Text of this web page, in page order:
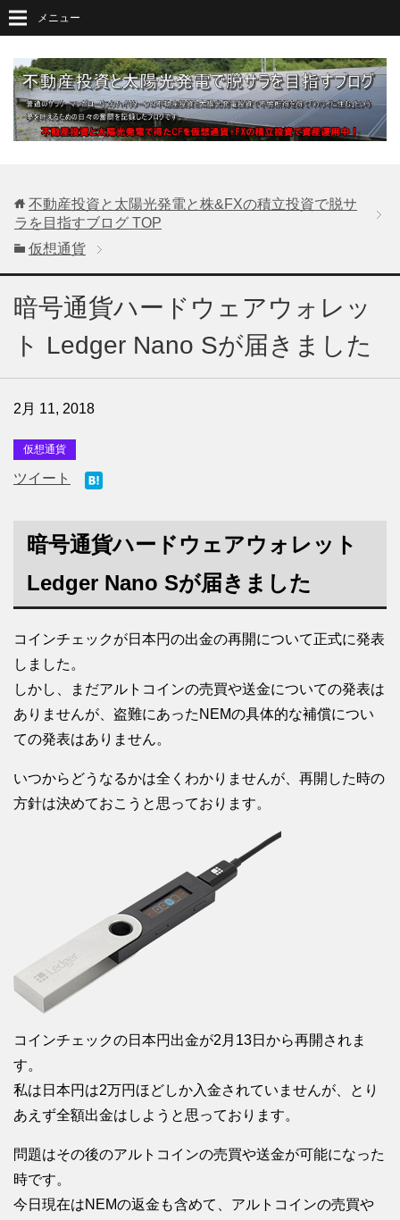
メニュー
不動産投資と太陽光発電と株&FXの積立投資で脱サ
ラを目指すブログ TOP
仮想通貨
暗号通貨ハードウェアウォレッ
ト Ledger Nano Sが届きました
2月 11, 2018
仮想通貨
ツイート
暗号通貨ハードウェアウォレット
Ledger Nano Sが届きました
コインチェックが日本円の出金の再開について正式に発表
しました。
しかし、まだアルトコインの売買や送金についての発表は
ありませんが、盗難にあったNEMの具体的な補償につい
ての発表はありません。
いつからどうなるかは全くわかりませんが、再開した時の
方針は決めておこうと思っております。
コインチェックの日本円出金が2月13日から再開されま
す。
私は日本円は2万円ほどしか入金されていませんが、とり
あえず全額出金はしようと思っております。
問題はその後のアルトコインの売買や送金が可能になった
時です。
今日現在はNEMの返金も含めて、アルトコインの売買や